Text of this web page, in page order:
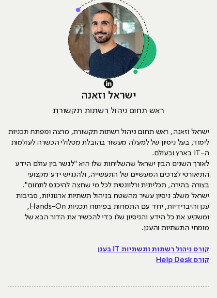
ישראל וזאנה
ראש תחום ניהול רשתות תקשורת
ישראל וזאנה, ראש תחום ניהול רשתות תקשורת, מרצה ומפתח תכניות
לימוד, בעל ניסיון של למעלה מעשור בהובלת מסלולי הכשרה לעולמות
ה-IT בארץ ובעולם.
לאורך השנים הבין ישראל שהשליחות שלו היא "לגשר בין עולם הידע
התיאורטי לצרכים המעשיים של התעשייה, ולהנגיש ידע מקצועי
בצורה בהירה, תכליתית ורלוונטית לכל מי שרוצה להיכנס לתחום".
ישראל משלב ניסיון עשיר מהשטח בניהול תשתיות ארגוניות, סביבות
ענן והיברידיות, יחד עם התמחות בפיתוח תכניות Hands-On,
ומשקיע את כל הידע והניסיון שלו כדי להכשיר את הדור הבא של
מומחי התשתיות והענן.
קורס ניהול רשתות ותשתיות IT בענן
קורס Help Desk